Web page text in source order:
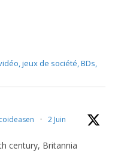
jeux de société, BDs,
· 2 Juin
century, Britannia